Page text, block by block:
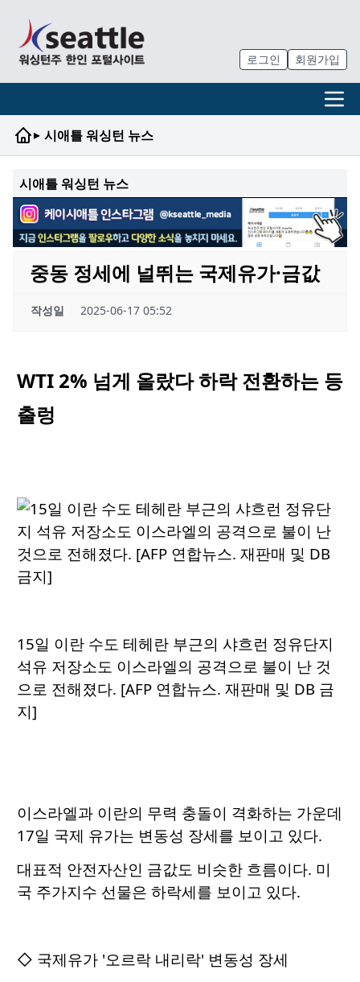
로그인 회원가입
▸ 시애틀 워싱턴 뉴스
시애틀 워싱턴 뉴스
중동 정세에 널뛰는 국제유가·금값
작성일 2025-06-17 05:52
WTI 2% 넘게 올랐다 하락 전환하는 등
출렁
15일 이란 수도 테헤란 부근의 샤흐런 정유단지
석유 저장소도 이스라엘의 공격으로 불이 난 것
으로 전해졌다. [AFP 연합뉴스. 재판매 및 DB 금
지]
이스라엘과 이란의 무력 충돌이 격화하는 가운데
17일 국제 유가는 변동성 장세를 보이고 있다.
대표적 안전자산인 금값도 비슷한 흐름이다. 미
국 주가지수 선물은 하락세를 보이고 있다.
◇ 국제유가 '오르락 내리락' 변동성 장세